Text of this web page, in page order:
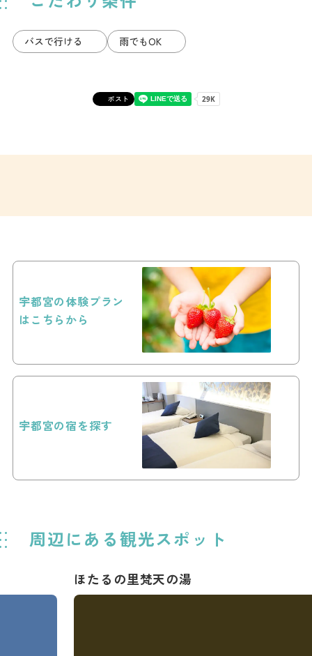
バスで行ける 雨でもOK
ポスト
宇都宮の体験プラン
はこちらから
宇都宮の宿を探す
周辺にある観光スポット
ほたるの里梵天の湯